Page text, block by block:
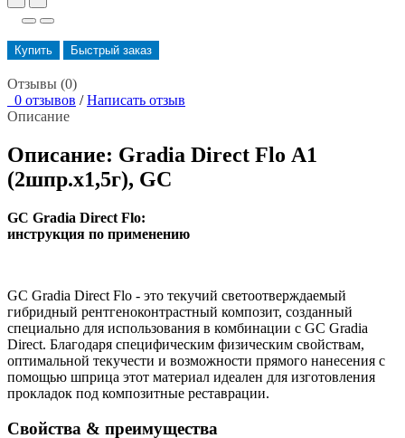
Купить Быстрый заказ
Отзывы (0)
0 отзывов / Написать отзыв
Описание
Описание: Gradia Direct Flo А1
(2шпр.х1,5г), GС
GC Gradia Direct Flo:
инструкция по применению
GC Gradia Direct Flo - это текучий светоотверждаемый
гибридный рентгеноконтрастный композит, созданный
специально для использования в комбинации с GC Gradia
Direct. Благодаря специфическим физическим свойствам,
оптимальной текучести и возможности прямого нанесения с
помощью шприца этот материал идеален для изготовления
прокладок под композитные реставрации.
Свойства & преимущества